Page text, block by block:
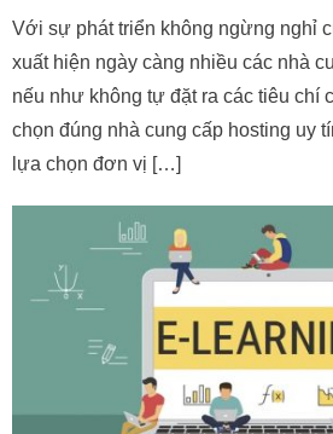
Với sự phát triển không ngừng nghỉ
xuất hiện ngày càng nhiều các nhà
nếu như không tự đặt ra các tiêu chí
chọn đúng nhà cung cấp hosting uy
lựa chọn đơn vị […]